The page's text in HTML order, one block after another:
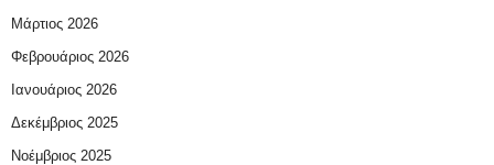
Μάρτιος 2026
Φεβρουάριος 2026
Ιανουάριος 2026
Δεκέμβριος 2025
Νοέμβριος 2025